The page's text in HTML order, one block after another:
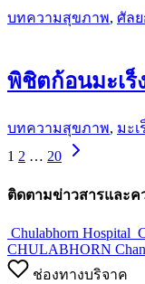
บทความสุขภาพ, ศัล
พิชิตก้อนมะเ
บทความสุขภาพ, มะเ
1 2 … 20
ติดตามข่าวสารและ
Chulabhorn Hospital
CHULABHORN
ช่องทางบริจาค